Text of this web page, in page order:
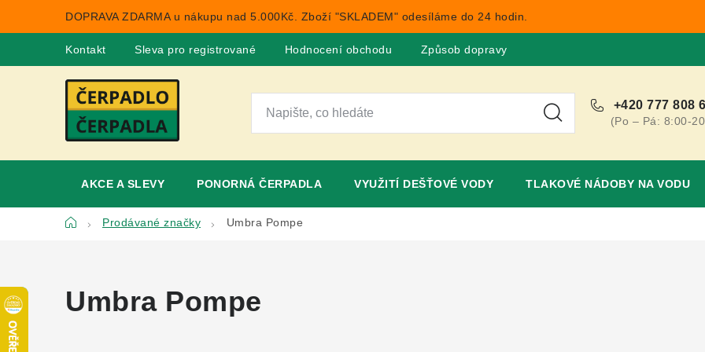
DOPRAVA ZDARMA u nákupu nad 5.000Kč. Zboží "SKLADEM" odesíláme do 24 hodin.
Kontakt Sleva pro registrované Hodnocení obchodu Způsob dopravy
+420 777 808
(Po – Pá: 8:00-
AKCE A SLEVY PONORNÁ ČERPADLA VYUŽITÍ DEŠŤOVÉ VODY TLAKOVÉ NÁDOBY NA VODU
DomůProdávané značky Umbra Pompe
Umbra Pompe